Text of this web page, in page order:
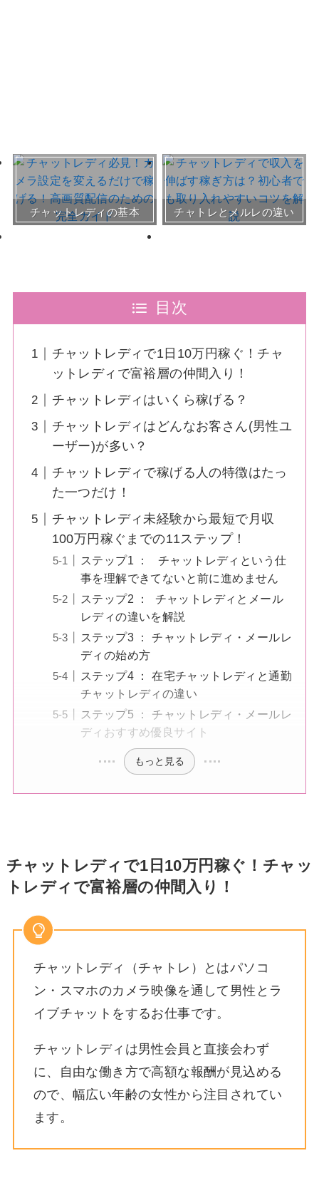
チャットレディの基本 チャトレとメルレの違い
おすすめチャトレ事務所＆
サイト
30～50代向けサイト
目次
チャットレディで1日10万円稼ぐ！チャ
ットレディで富裕層の仲間入り！
チャットレディはいくら稼げる？
チャットレディはどんなお客さん(男性ユ
ーザー)が多い？
チャットレディで稼げる人の特徴はたっ
た一つだけ！
チャットレディ未経験から最短で月収
100万円稼ぐまでの11ステップ！
ステップ1 ： チャットレディという仕
事を理解できてないと前に進めません
ステップ2 ： チャットレディとメール
レディの違いを解説
ステップ3 ： チャットレディ・メールレ
ディの始め方
ステップ4 ： 在宅チャットレディと通勤
チャットレディの違い
ステップ5 ： チャットレディ・メールレ
ディおすすめ優良サイト
もっと見る
チャットレディで1日10万円稼ぐ！チャッ
トレディで富裕層の仲間入り！
チャットレディ（チャトレ）とはパソコ
ン・スマホのカメラ映像を通して男性とラ
イブチャットをするお仕事です。
チャットレディは男性会員と直接会わず
に、自由な働き方で高額な報酬が見込める
ので、幅広い年齢の女性から注目されてい
ます。